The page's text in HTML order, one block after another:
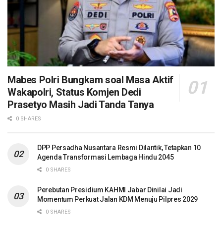
Mabes Polri Bungkam soal Masa Aktif
Wakapolri, Status Komjen Dedi
Prasetyo Masih Jadi Tanda Tanya
0 SHARES
DPP Persadha Nusantara Resmi Dilantik, Tetapkan 10
Agenda Transformasi Lembaga Hindu 2045
0 SHARES
Perebutan Presidium KAHMI Jabar Dinilai Jadi
Momentum Perkuat Jalan KDM Menuju Pilpres 2029
0 SHARES